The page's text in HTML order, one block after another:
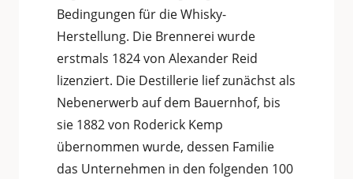
Bedingungen für die Whisky-
Herstellung. Die Brennerei wurde
erstmals 1824 von Alexander Reid
lizenziert. Die Destillerie lief zunächst als
Nebenerwerb auf dem Bauernhof, bis
sie 1882 von Roderick Kemp
übernommen wurde, dessen Familie
das Unternehmen in den folgenden 100